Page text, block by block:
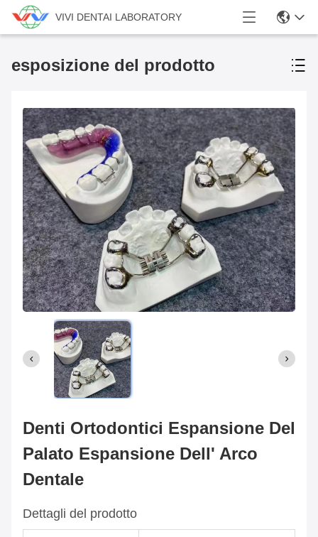
VIVI DENTAI LABORATORY
esposizione del prodotto
Denti Ortodontici Espansione Del
Palato Espansione Dell' Arco
Dentale
Dettagli del prodotto